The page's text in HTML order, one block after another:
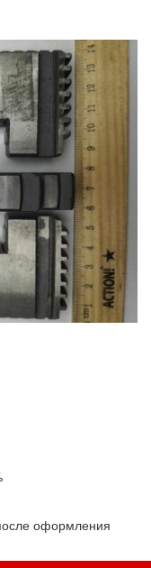
оформления